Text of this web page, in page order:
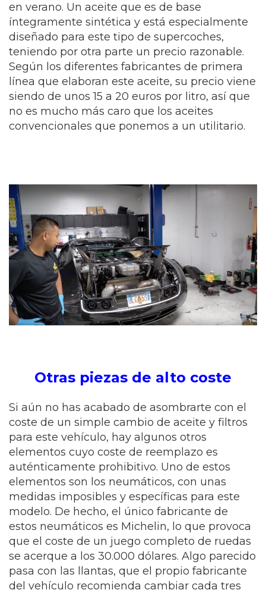
en verano. Un aceite que es de base
íntegramente sintética y está especialmente
diseñado para este tipo de supercoches,
teniendo por otra parte un precio razonable.
Según los diferentes fabricantes de primera
línea que elaboran este aceite, su precio viene
siendo de unos 15 a 20 euros por litro, así que
no es mucho más caro que los aceites
convencionales que ponemos a un utilitario.
Otras piezas de alto coste
Si aún no has acabado de asombrarte con el
coste de un simple cambio de aceite y filtros
para este vehículo, hay algunos otros
elementos cuyo coste de reemplazo es
auténticamente prohibitivo. Uno de estos
elementos son los neumáticos, con unas
medidas imposibles y específicas para este
modelo. De hecho, el único fabricante de
estos neumáticos es Michelin, lo que provoca
que el coste de un juego completo de ruedas
se acerque a los 30.000 dólares. Algo parecido
pasa con las llantas, que el propio fabricante
del vehículo recomienda cambiar cada tres